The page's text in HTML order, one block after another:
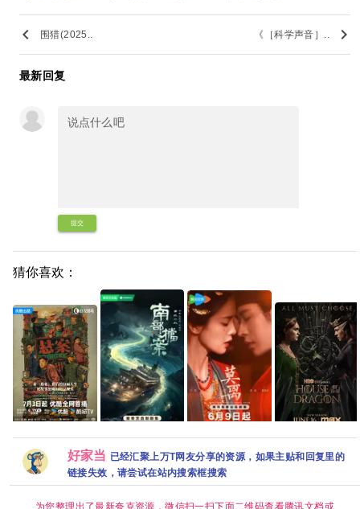
keyboard_arrow_left 围猎(2025.. 《［科学声音］.. keyboard_arrow_right
最新回复
提交
猜你喜欢：
悬案 (2026) 剧情 /
悬疑 / 犯罪 又名:
破悬案 / 珠宝行连
环劫案+卞记旅馆
南部档案(2026)更
新中[4K.国语中字]
[2GB集] 张新成/丁
禹兮/姜珮瑶/富大
莫离（2026）4K
臻彩 白鹿/丞磊[中
国大陆] [爱情/古装]
[单集约1.3GB]
龙之家族 第三季
(2026)[更01集]
[4K.DV.HDR][高码
1-2季][8GB集]
好家当 已经汇聚上万T网友分享的资源，如果主贴和回复里的
链接失效，请尝试在站内搜索框搜索